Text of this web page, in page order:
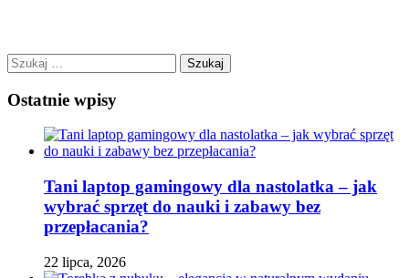
Szukaj:
Ostatnie wpisy
Tani laptop gamingowy dla nastolatka – jak
wybrać sprzęt do nauki i zabawy bez
przepłacania?
22 lipca, 2026